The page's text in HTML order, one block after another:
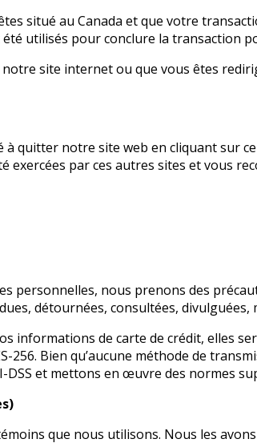
situé au Canada et que votre
utilisés pour conclure la transaction
site internet ou que vous êtes
à quitter notre site web en cliquant sur
exercées par ces autres sites et vous
personnelles, nous prenons des
détournées, consultées,
informations de carte de crédit, elles
256. Bien qu’aucune méthode de
DSS et mettons en œuvre des normes
que nous utilisons. Nous les